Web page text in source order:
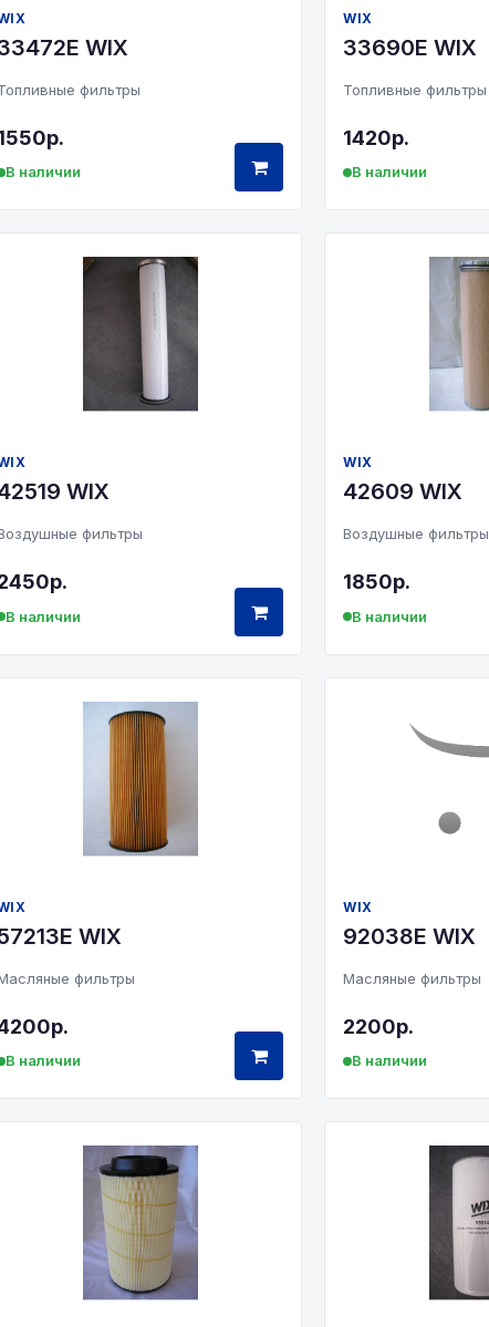
WIX
фильтры
В наличии
WIX
33690E WIX
Топливные фильтры
1420р.
В наличии
WIX
фильтры
В наличии
WIX
42609 WIX
Воздушные фильтры
1850р.
В наличии
WIX
фильтры
В наличии
WIX
92038Е WIX
Масляные фильтры
2200р.
В наличии